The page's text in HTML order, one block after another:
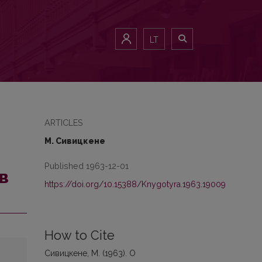
LT
ARTICLES
М. Сивицкене
Published 1963-12-01
https://doi.org/10.15388/Knygotyra.1963.19009
How to Cite
Сивицкене, М. (1963). О